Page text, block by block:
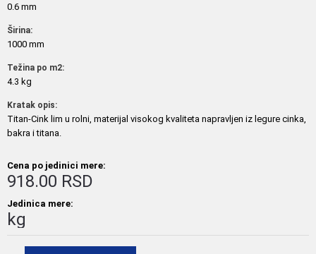
0.6 mm
Širina:
1000 mm
Težina po m2:
4.3 kg
Kratak opis:
Titan-Cink lim u rolni, materijal visokog kvaliteta napravljen iz legure cinka,
bakra i titana.
Cena po jedinici mere:
918.00 RSD
Jedinica mere:
kg